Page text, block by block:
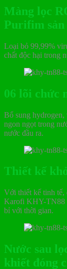
Màng lọc
Purifim
Loại bỏ 99,99%
chất độc hại trong
06 lõi chức
Bổ sung hydrogen,
ngon ngọt trong
nước đầu ra.
Thiết kế
Với thiết kế tinh tế,
Karofi KHY-TN88
bỉ với thời gian.
Nước sau
khiết đóng